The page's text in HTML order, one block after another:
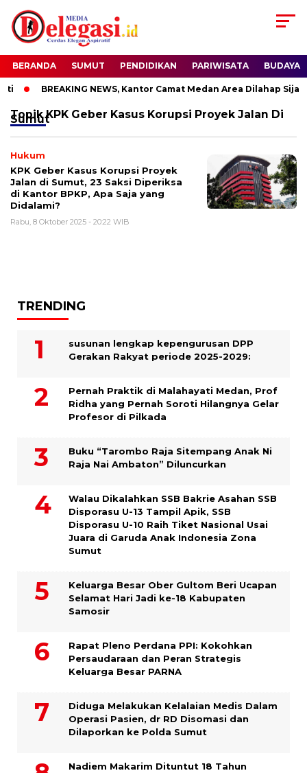
BERANDA SUMUT PENDIDIKAN PARIWISATA BUDAYA
BREAKING NEWS, Kantor Camat Medan Area Dilahap
TopikKPK Geber Kasus Korupsi Proyek Jalan Di
Sumut
Hukum
KPK Geber Kasus Korupsi Proyek
Jalan di Sumut, 23 Saksi Diperiksa
di Kantor BPKP, Apa Saja yang
Didalami?
Rabu, 8 Oktober 2025 - 20:22 WIB
TRENDING
susunan lengkap kepengurusan DPP
Gerakan Rakyat periode 2025-2029:
Pernah Praktik di Malahayati Medan, Prof
Ridha yang Pernah Soroti Hilangnya Gelar
Profesor di Pilkada
Buku “Tarombo Raja Sitempang Anak Ni
Raja Nai Ambaton” Diluncurkan
Walau Dikalahkan SSB Bakrie Asahan SSB
Disporasu U-13 Tampil Apik, SSB
Disporasu U-10 Raih Tiket Nasional Usai
Juara di Garuda Anak Indonesia Zona
Sumut
Keluarga Besar Ober Gultom Beri Ucapan
Selamat Hari Jadi ke-18 Kabupaten
Samosir
Rapat Pleno Perdana PPI: Kokohkan
Persaudaraan dan Peran Strategis
Keluarga Besar PARNA
Diduga Melakukan Kelalaian Medis Dalam
Operasi Pasien, dr RD Disomasi dan
Dilaporkan ke Polda Sumut
​Nadiem Makarim Dituntut 18 Tahun